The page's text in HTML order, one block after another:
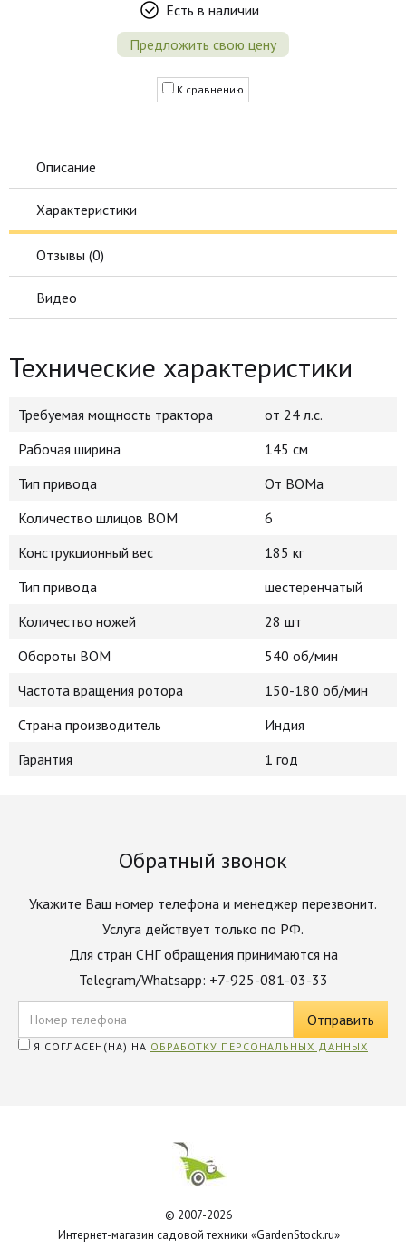
Есть в наличии
Предложить свою цену
К сравнению
Описание
Характеристики
Отзывы (0)
Видео
Технические характеристики
Требуемая мощность трактора
от 24 л.с.
Рабочая ширина
145 см
Тип привода
От ВОМа
Количество шлицов ВОМ
6
Конструкционный вес
185 кг
Тип привода
шестеренчатый
Количество ножей
28 шт
Обороты ВОМ
540 об/мин
Частота вращения ротора
150-180 об/мин
Страна производитель
Индия
Гарантия
1 год
Обратный звонок
Укажите Ваш номер телефона и менеджер перезвонит.
Услуга действует только по РФ.
Для стран СНГ обращения принимаются на
Telegram/Whatsapp: +7-925-081-03-33
Я СОГЛАСЕН(НА) НА ОБРАБОТКУ ПЕРСОНАЛЬНЫХ ДАННЫХ
© 2007-2026
Интернет-магазин садовой техники «GardenStock.ru»